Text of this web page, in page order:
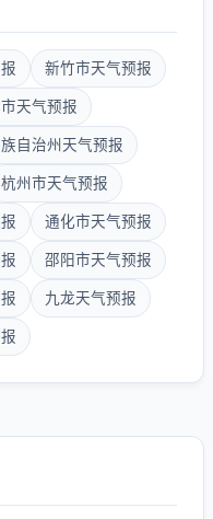
新竹市天气预报
天气预报
自治州天气预报
杭州市天气预报
通化市天气预报
邵阳市天气预报
九龙天气预报